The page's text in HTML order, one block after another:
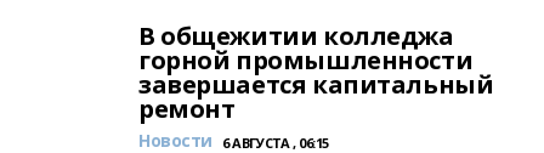
В общежитии колледжа
горной промышленности
завершается капитальный
ремонт
Новости 6 АВГУСТА , 06:15